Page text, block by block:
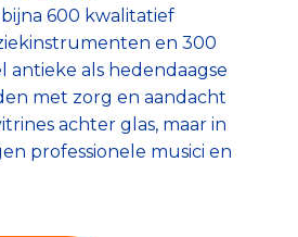
goede doelen
wervingrooster
600 kwalitatief
en 300
antieke als hedendaagse
met zorg en aandacht
achter glas, maar in
professionele musici en